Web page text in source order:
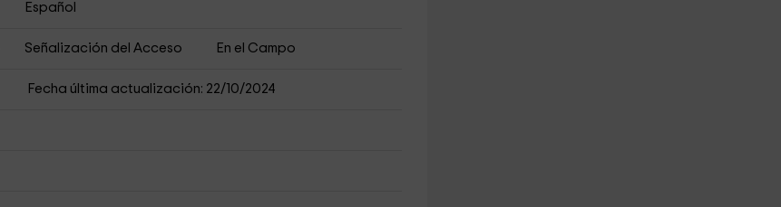
Español
Señalización del Acceso En el Campo
Fecha última actualización: 22/10/2024